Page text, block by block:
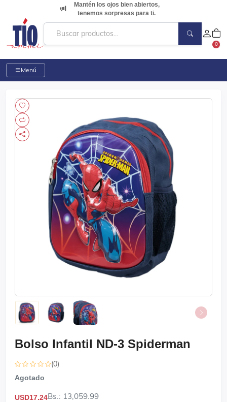
Mantén los ojos bien abiertos,
tenemos sorpresas para ti.
0
Menú
Bolso Infantil ND-3 Spiderman
(0)
Agotado
USD17.24Bs.: 13,059.99